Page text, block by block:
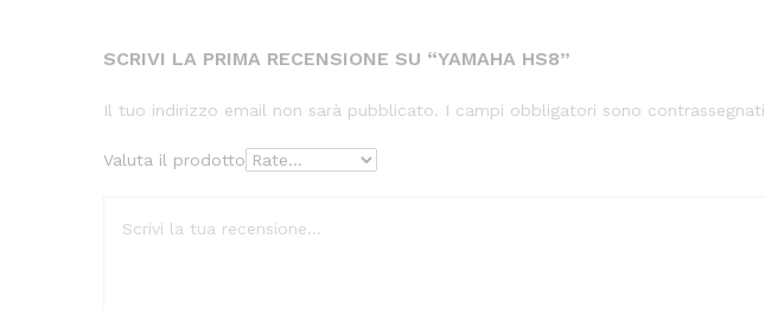
SCRIVI LA PRIMA RECENSIONE SU “YAMAHA HS8”
Il tuo indirizzo email non sarà pubblicato. I campi obbligatori sono contrassegnati
Valuta il prodotto